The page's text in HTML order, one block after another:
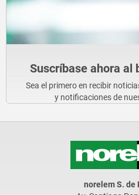
Suscríbase ahora al
Sea el primero en recibir
y notificaciones de
norelem S. de